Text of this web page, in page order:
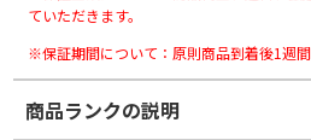
ていただきます。
※保証期間について：原則商品到着後1週間
商品ランクの説明